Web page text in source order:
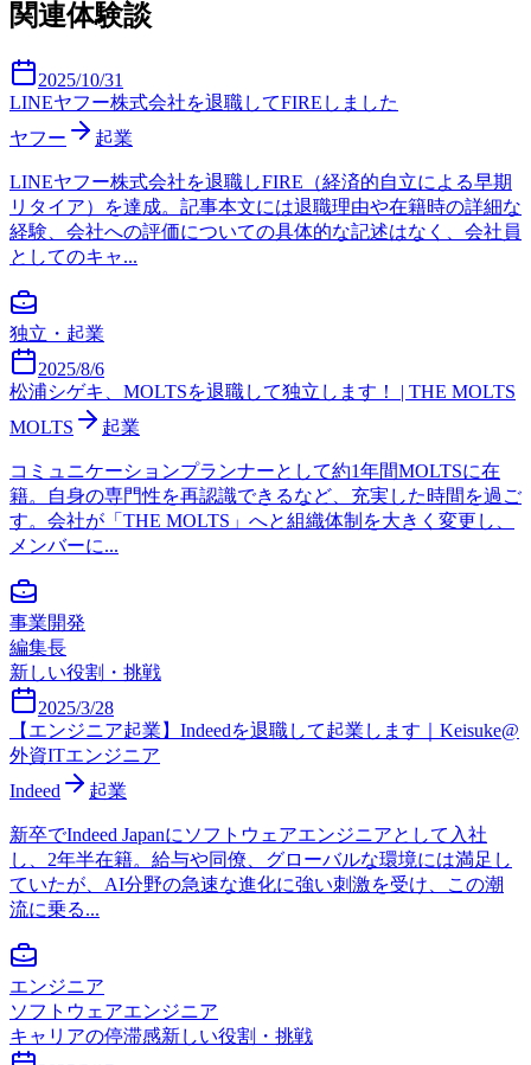
関連体験談
2025/10/31
LINEヤフー株式会社を退職してFIREしました
ヤフー
起業
LINEヤフー株式会社を退職しFIRE（経済的自立による早期
リタイア）を達成。記事本文には退職理由や在籍時の詳細な
経験、会社への評価についての具体的な記述はなく、会社員
としてのキャ...
独立・起業
2025/8/6
松浦シゲキ、MOLTSを退職して独立します！ | THE MOLTS
MOLTS
起業
コミュニケーションプランナーとして約1年間MOLTSに在
籍。自身の専門性を再認識できるなど、充実した時間を過ご
す。会社が「THE MOLTS」へと組織体制を大きく変更し、
メンバーに...
事業開発
編集長
新しい役割・挑戦
2025/3/28
【エンジニア起業】Indeedを退職して起業します｜Keisuke@
外資ITエンジニア
Indeed
起業
新卒でIndeed Japanにソフトウェアエンジニアとして入社
し、2年半在籍。給与や同僚、グローバルな環境には満足し
ていたが、AI分野の急速な進化に強い刺激を受け、この潮
流に乗る...
エンジニア
ソフトウェアエンジニア
キャリアの停滞感新しい役割・挑戦